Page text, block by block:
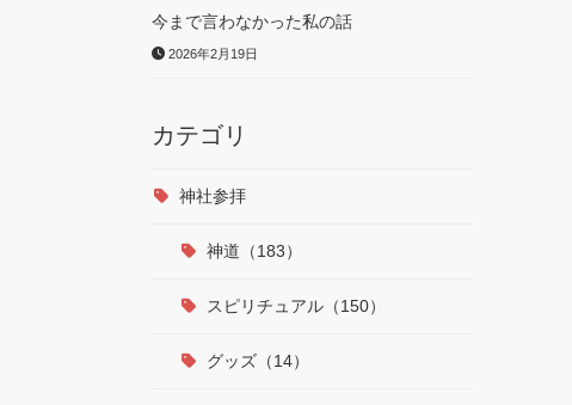
今まで言わなかった私の話
2026年2月19日
カテゴリ
神社参拝
神道（183）
スピリチュアル（150）
グッズ（14）